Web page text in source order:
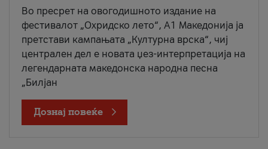
Во пресрет на овогодишното издание на
фестивалот „Охридско лето“, А1 Македонија ја
претстави кампањата „Културна врска“, чиј
централен дел е новата џез-интерпретација на
легендарната македонска народна песна
„Билјан
Дознај повеќе